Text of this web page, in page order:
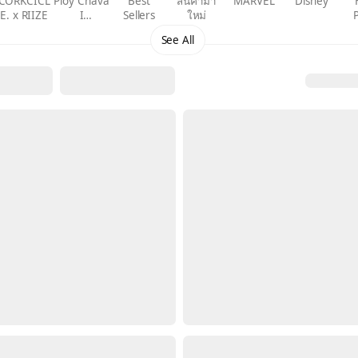
E. x RIIZE
I
Sellers
ใหม่
See All